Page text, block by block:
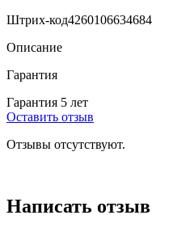
Штрих-код4260106634684
Описание
Гарантия
Гарантия 5 лет
Оставить отзыв
Отзывы отсутствуют.
Написать отзыв